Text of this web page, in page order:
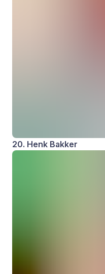
20. Henk Bakker